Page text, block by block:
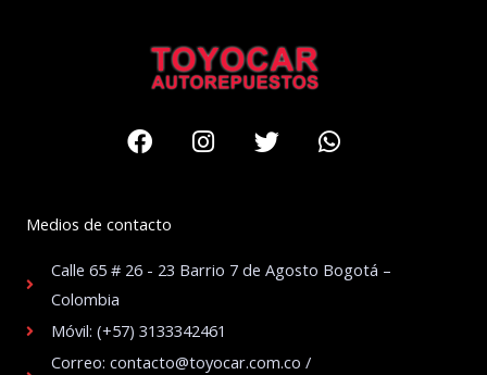
FacebookInstagram
TwitterWhatsapp
Medios de contacto
Calle 65 # 26 - 23 Barrio 7 de Agosto Bogotá –
Colombia
Móvil: (+57) 3133342461
Correo: contacto@toyocar.com.co /